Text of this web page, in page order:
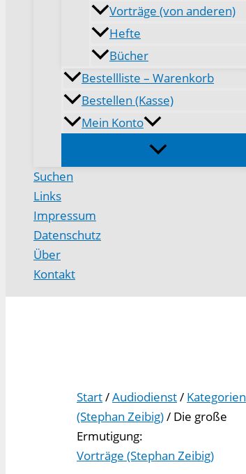
Vorträge (von anderen)
Hefte
Bücher
Bestellliste – Warenkorb
Bestellen (Kasse)
Mein Konto
Suchen
Links
Impressum
Datenschutz
Über
Kontakt
Start/Audiodienst/ Kategorien
(Stephan Zeibig)/ Die große
Ermutigung:
Vorträge (Stephan Zeibig)